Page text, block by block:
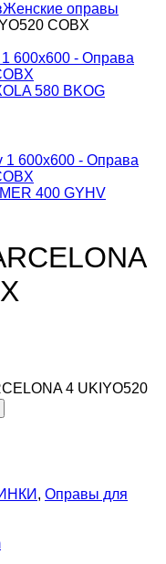
Женские оправы
COBX
580 BKOG
400 GYHV
4 UKIYO520
, Оправы для